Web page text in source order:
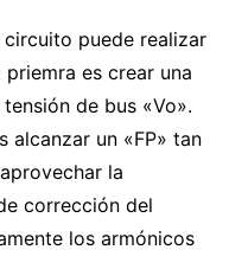
puede realizar
es crear una
de bus «Vo».
alcanzar un «FP» tan
la
corrección del
los armónicos